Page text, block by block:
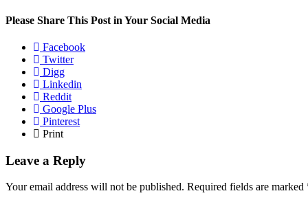
Please Share This Post in Your Social Media
Facebook
Twitter
Digg
Linkedin
Reddit
Google Plus
Pinterest
Print
Leave a Reply
Your email address will not be published. Required fields are marked